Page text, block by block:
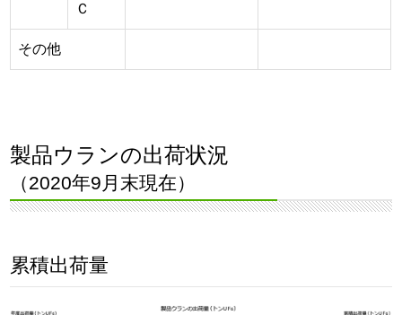
Ｃ
その他
製品ウランの出荷状況
（2020年9月末現在）
累積出荷量